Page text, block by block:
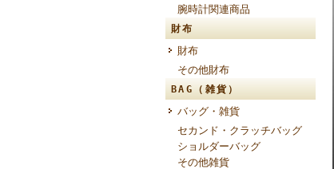
腕時計関連商品
財布
財布
その他財布
BAG（雑貨）
バッグ・雑貨
セカンド・クラッチバッグ
ショルダーバッグ
その他雑貨